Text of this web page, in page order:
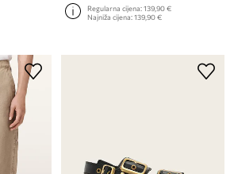
Regularna cijena:139,90 €
Najniža cijena:139,90 €